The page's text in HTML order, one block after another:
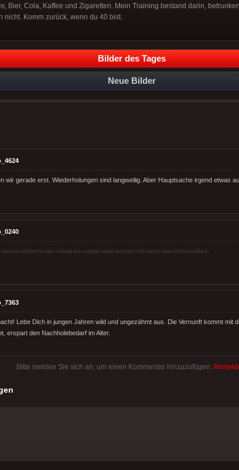
Bier, Cola, Kaffee und Zigaretten. Mein Training bestand darin,
Komm zurück, wenn du 40 bist.
Bilder des Tages
Neue Bilder
wir gerade erst. Wiederholungen sind langweilig. Aber Hauptsache irgend etwas
entfernt, der Inhalt ist vulgär oder entspricht nicht den Vorschriften.
Lebe Dich in jungen Jahren wild und ungezähmt aus. Die Vernunft kommt mit
erspart den Nachholebedarf im Alter.
Bitte melden Sie sich an, um einen Kommentar hinzuzufügen.